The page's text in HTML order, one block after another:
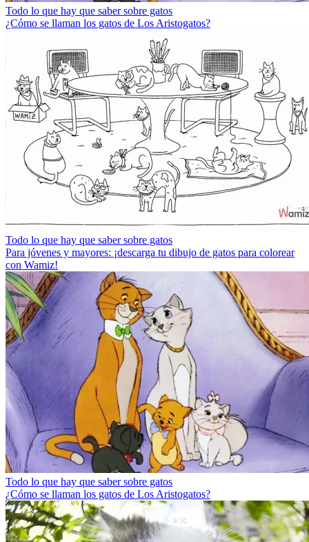
Todo lo que hay que saber sobre gatos
¿Cómo se llaman los gatos de Los Aristogatos?
Todo lo que hay que saber sobre gatos
Para jóvenes y mayores: ¡descarga tu dibujo de gatos para colorear
con Wamiz!
Todo lo que hay que saber sobre gatos
¿Cómo se llaman los gatos de Los Aristogatos?